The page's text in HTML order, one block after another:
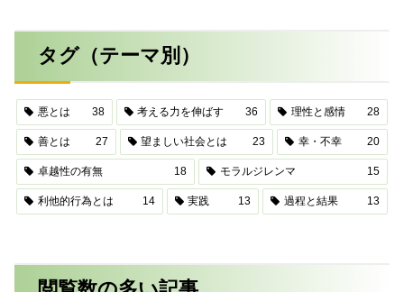
タグ（テーマ別）
悪とは 38 考える力を伸ばす 36 理性と感情 28
善とは 27 望ましい社会とは 23 幸・不幸 20
卓越性の有無 18 モラルジレンマ 15
利他的行為とは 14 実践 13 過程と結果 13